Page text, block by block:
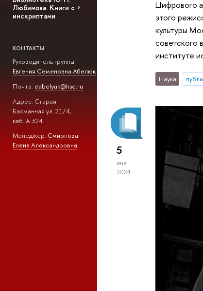
Любимова. Книги с
инскриптами
КОНТАКТЫ
Руководитель группы:
Евгения Семеновна Абелюк
Почта: eabelyuk@hse.ru
Адрес: Старая
Басманная ул. 21/4,
каб. А-324
Менеджер: Смирнова
Елена Александровна
Цифрового
этого
культуры
советского
институте
Наука
5
янв
2024